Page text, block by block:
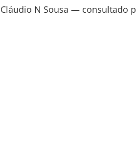
N Sousa — consultado